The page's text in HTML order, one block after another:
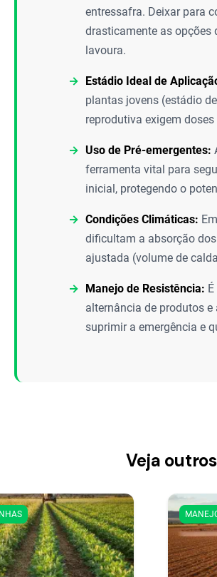
entressafra. Deixar para
drasticamente as opções
lavoura.
Estádio Ideal de
plantas jovens (estádio
reprodutiva exigem
Uso de Pré-emergentes:
ferramenta vital para
inicial, protegendo o
Condições Climáticas:
dificultam a absorção
ajustada (volume de
Manejo de Resistência:
alternância de produtos
suprimir a emergência e
Veja